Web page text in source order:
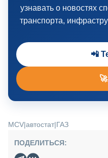
узнавать о новостях
транспорта,
📲
MCV|автостат|ГАЗ
ПОДЕЛИТЬСЯ: